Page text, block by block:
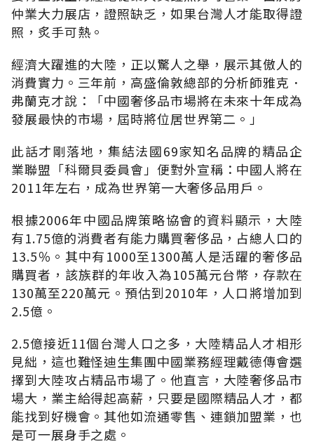
仲業大力展店，證照缺乏，如果台灣人才能取得證
照，炙手可熱。
經濟大躍進的大陸，正以驚人之舉，展示其傲人的
消費實力。三年前，高盛倫敦總部的分析師雅克．
弗蘭克才說：「中國奢侈品市場將在未來十年成為
發展最快的市場，屆時將位居世界第二。」
此話才剛落地，集結法國69家知名品牌的精品企
業聯盟「科爾貝委員會」便對外宣稱：中國人將在
2011年左右，成為世界第一大奢侈品用戶。
根據2006年中國品牌策略協會的資料顯示，大陸
有1.75億的消費者有能力購買奢侈品，占總人口的
13.5％。其中有1000至1300萬人是活躍的奢侈品
購買者，該族群的年收入為105萬元台幣，存款在
130萬至220萬元。預估到2010年，人口將增加到
2.5億。
2.5億接近11個台灣人口之多，大陸精品人才相形
見絀，這也難怪迪生集團中國業務經理戴德傳會選
擇到大陸攻占精品市場了。他直言，大陸奢侈品市
場大，業主給得起高薪，只要是國際精品人才，都
能找到好機會。其他如流通零售、連鎖加盟業，也
是可一展身手之處。